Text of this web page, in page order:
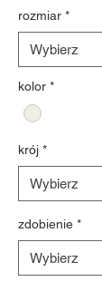
rozmiar *
kolor *
krój *
zdobienie *